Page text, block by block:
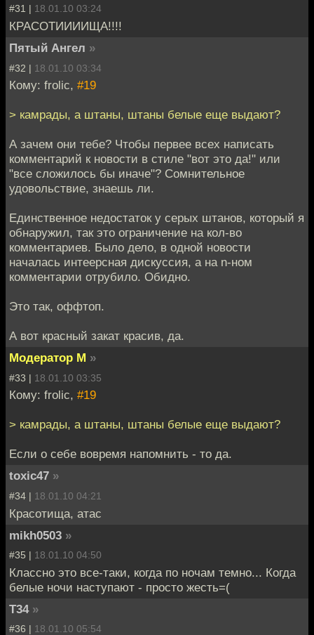
#31 | 18.01.10 03:24
КРАСОТИИИИЩА!!!!
Пятый Ангел »
#32 | 18.01.10 03:34
Кому: frolic, #19
> камрады, а штаны, штаны белые еще выдают?
А зачем они тебе? Чтобы первее всех написать
комментарий к новости в стиле "вот это да!" или
"все сложилось бы иначе"? Сомнительное
удовольствие, знаешь ли.
Единственное недостаток у серых штанов, который я
обнаружил, так это ограничение на кол-во
комментариев. Было дело, в одной новости
началась интеерсная дискуссия, а на n-ном
комментарии отрубило. Обидно.
Это так, оффтоп.
А вот красный закат красив, да.
Модератор М »
#33 | 18.01.10 03:35
Кому: frolic, #19
> камрады, а штаны, штаны белые еще выдают?
Если о себе вовремя напомнить - то да.
toxic47 »
#34 | 18.01.10 04:21
Красотища, атас
mikh0503 »
#35 | 18.01.10 04:50
Классно это все-таки, когда по ночам темно... Когда
белые ночи наступают - просто жесть=(
T34 »
#36 | 18.01.10 05:54